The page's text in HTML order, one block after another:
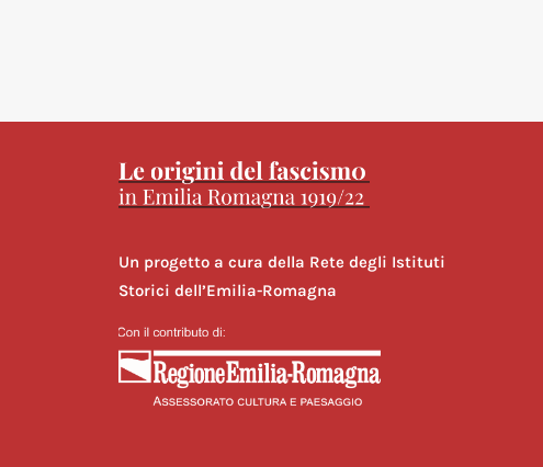
Un progetto a cura della Rete degli Istituti
Storici dell’Emilia-Romagna